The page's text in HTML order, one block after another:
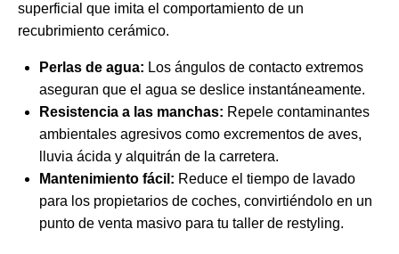
superficial que imita el comportamiento de un
recubrimiento cerámico.
Perlas de agua: Los ángulos de contacto extremos
aseguran que el agua se deslice instantáneamente.
Resistencia a las manchas: Repele contaminantes
ambientales agresivos como excrementos de aves,
lluvia ácida y alquitrán de la carretera.
Mantenimiento fácil: Reduce el tiempo de lavado
para los propietarios de coches, convirtiéndolo en un
punto de venta masivo para tu taller de restyling.